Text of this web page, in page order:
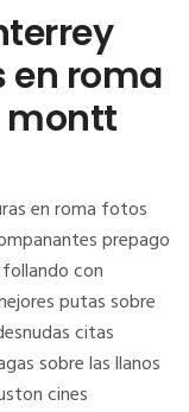
en roma
montt
en roma fotos
prepago
con
putas sobre
citas
sobre las llanos
cines